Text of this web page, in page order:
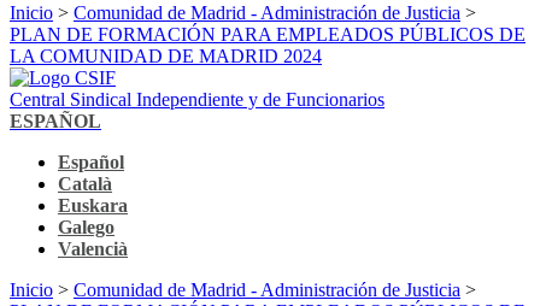
Inicio > Comunidad de Madrid - Administración de Justicia >
PLAN DE FORMACIÓN PARA EMPLEADOS PÚBLICOS DE
LA COMUNIDAD DE MADRID 2024
Central Sindical Independiente y de Funcionarios
ESPAÑOL
Español
Català
Euskara
Galego
Valencià
Inicio > Comunidad de Madrid - Administración de Justicia >